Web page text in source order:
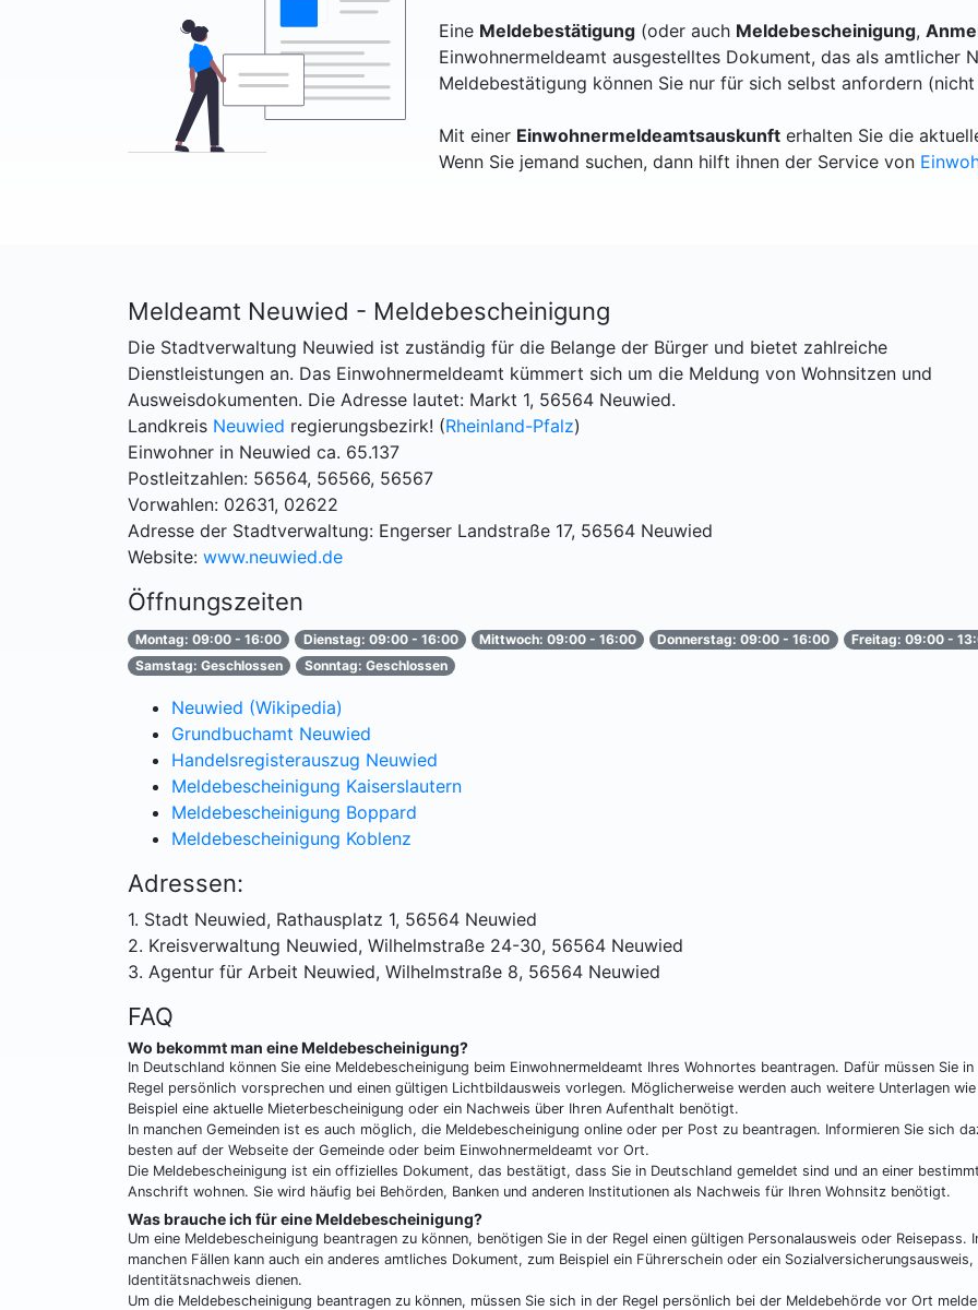
Eine Meldebestätigung (oder auch Meldebescheinigung,
Einwohnermeldeamt ausgestelltes Dokument, das als amtlicher
Meldebestätigung können Sie nur für sich selbst anfordern
Mit einer Einwohnermeldeamtsauskunft erhalten Sie die
Wenn Sie jemand suchen, dann hilft ihnen der Service von
Meldeamt Neuwied - Meldebescheinigung
Die Stadtverwaltung Neuwied ist zuständig für die Belange der Bürger und bietet zahlreiche
Dienstleistungen an. Das Einwohnermeldeamt kümmert sich um die Meldung von Wohnsitzen und
Ausweisdokumenten. Die Adresse lautet: Markt 1, 56564 Neuwied.
Landkreis Neuwied regierungsbezirk! (Rheinland-Pfalz)
Einwohner in Neuwied ca. 65.137
Postleitzahlen: 56564, 56566, 56567
Vorwahlen: 02631, 02622
Adresse der Stadtverwaltung: Engerser Landstraße 17, 56564 Neuwied
Website: www.neuwied.de
Öffnungszeiten
Montag: 09:00 - 16:00 Dienstag: 09:00 - 16:00 Mittwoch: 09:00 - 16:00 Donnerstag: 09:00 - 16:00
Freitag: 09:00 -
Samstag: Geschlossen
Sonntag: Geschlossen
Neuwied (Wikipedia)
Grundbuchamt Neuwied
Handelsregisterauszug Neuwied
Meldebescheinigung Kaiserslautern
Meldebescheinigung Boppard
Meldebescheinigung Koblenz
Adressen:
1. Stadt Neuwied, Rathausplatz 1, 56564 Neuwied
2. Kreisverwaltung Neuwied, Wilhelmstraße 24-30, 56564 Neuwied
3. Agentur für Arbeit Neuwied, Wilhelmstraße 8, 56564 Neuwied
FAQ
Wo bekommt man eine Meldebescheinigung?
In Deutschland können Sie eine Meldebescheinigung beim Einwohnermeldeamt Ihres Wohnortes beantragen. Dafür müssen Sie in
Regel persönlich vorsprechen und einen gültigen Lichtbildausweis vorlegen. Möglicherweise werden auch weitere Unterlagen
Beispiel eine aktuelle Mieterbescheinigung oder ein Nachweis über Ihren Aufenthalt benötigt.
In manchen Gemeinden ist es auch möglich, die Meldebescheinigung online oder per Post zu beantragen. Informieren Sie sich
besten auf der Webseite der Gemeinde oder beim Einwohnermeldeamt vor Ort.
Die Meldebescheinigung ist ein offizielles Dokument, das bestätigt, dass Sie in Deutschland gemeldet sind und an einer
Anschrift wohnen. Sie wird häufig bei Behörden, Banken und anderen Institutionen als Nachweis für Ihren Wohnsitz benötigt.
Was brauche ich für eine Meldebescheinigung?
Um eine Meldebescheinigung beantragen zu können, benötigen Sie in der Regel einen gültigen Personalausweis oder Reisepass.
manchen Fällen kann auch ein anderes amtliches Dokument, zum Beispiel ein Führerschein oder ein Sozialversicherungsausweis,
Identitätsnachweis dienen.
Um die Meldebescheinigung beantragen zu können, müssen Sie sich in der Regel persönlich bei der Meldebehörde vor Ort